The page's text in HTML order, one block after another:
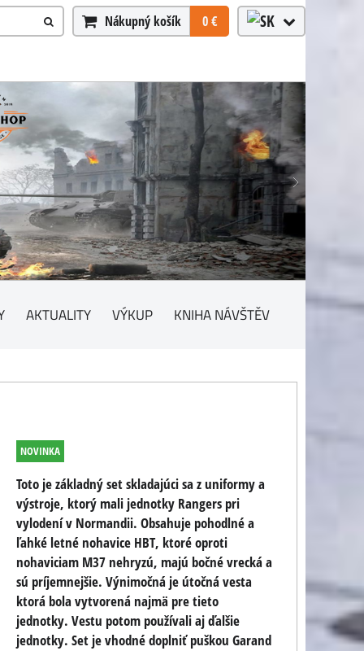
Nákupný košík 0 €
AKTUALITY VÝKUP KNIHA NÁVŠTĚV
NOVINKA
Toto je základný set skladajúci sa z uniformy a
výstroje, ktorý mali jednotky Rangers pri
vylodení v Normandii. Obsahuje pohodlné a
ľahké letné nohavice HBT, ktoré oproti
nohaviciam M37 nehryzú, majú bočné vrecká a
sú príjemnejšie. Výnimočná je útočná vesta
ktorá bola vytvorená najmä pre tieto
jednotky. Vestu potom používali aj ďalšie
jednotky. Set je vhodné doplniť puškou Garand